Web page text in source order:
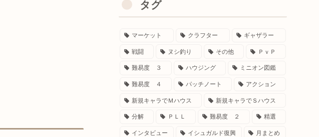
タグ
マーケット クラフター ギャザラー
戦闘 ヌシ釣り その他 ＰｖＰ
難易度 ３ ハウジング ミニオン図鑑
難易度 ４ パッチノート アクション
新規キャラでＭハウス 新規キャラでＳハウス
分解 ＰＬＬ 難易度 ２ 精選
インタビュー イシュガルド復興 月まとめ